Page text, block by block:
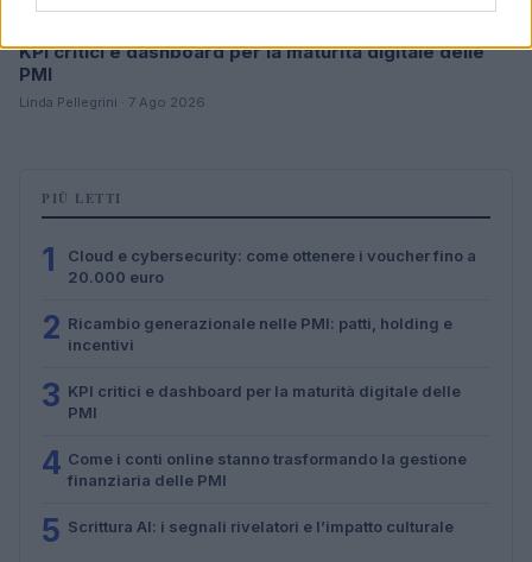
KPI critici e dashboard per la maturità digitale delle
PMI
Linda Pellegrini · 7 Ago 2026
PIÙ LETTI
1
Cloud e cybersecurity: come ottenere i voucher fino a
20.000 euro
2 Ricambio generazionale nelle PMI: patti, holding e
incentivi
3 KPI critici e dashboard per la maturità digitale delle
PMI
4 Come i conti online stanno trasformando la gestione
finanziaria delle PMI
5 Scrittura AI: i segnali rivelatori e l’impatto culturale